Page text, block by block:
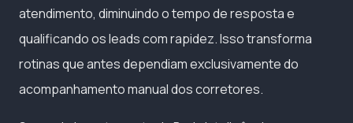
atendimento, diminuindo o tempo de resposta e
qualificando os leads com rapidez. Isso transforma
rotinas que antes dependiam exclusivamente do
acompanhamento manual dos corretores.